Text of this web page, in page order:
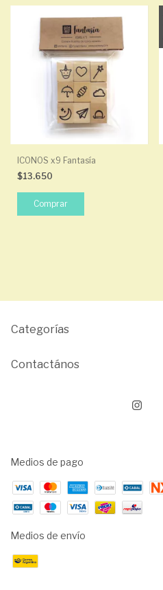
ICONOS x9 Fantasía
$13.650
Categorías
Contactános
Medios de pago
Medios de envío